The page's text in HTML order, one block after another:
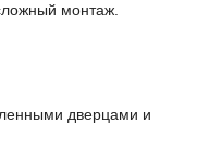
монтаж.
дверцами и